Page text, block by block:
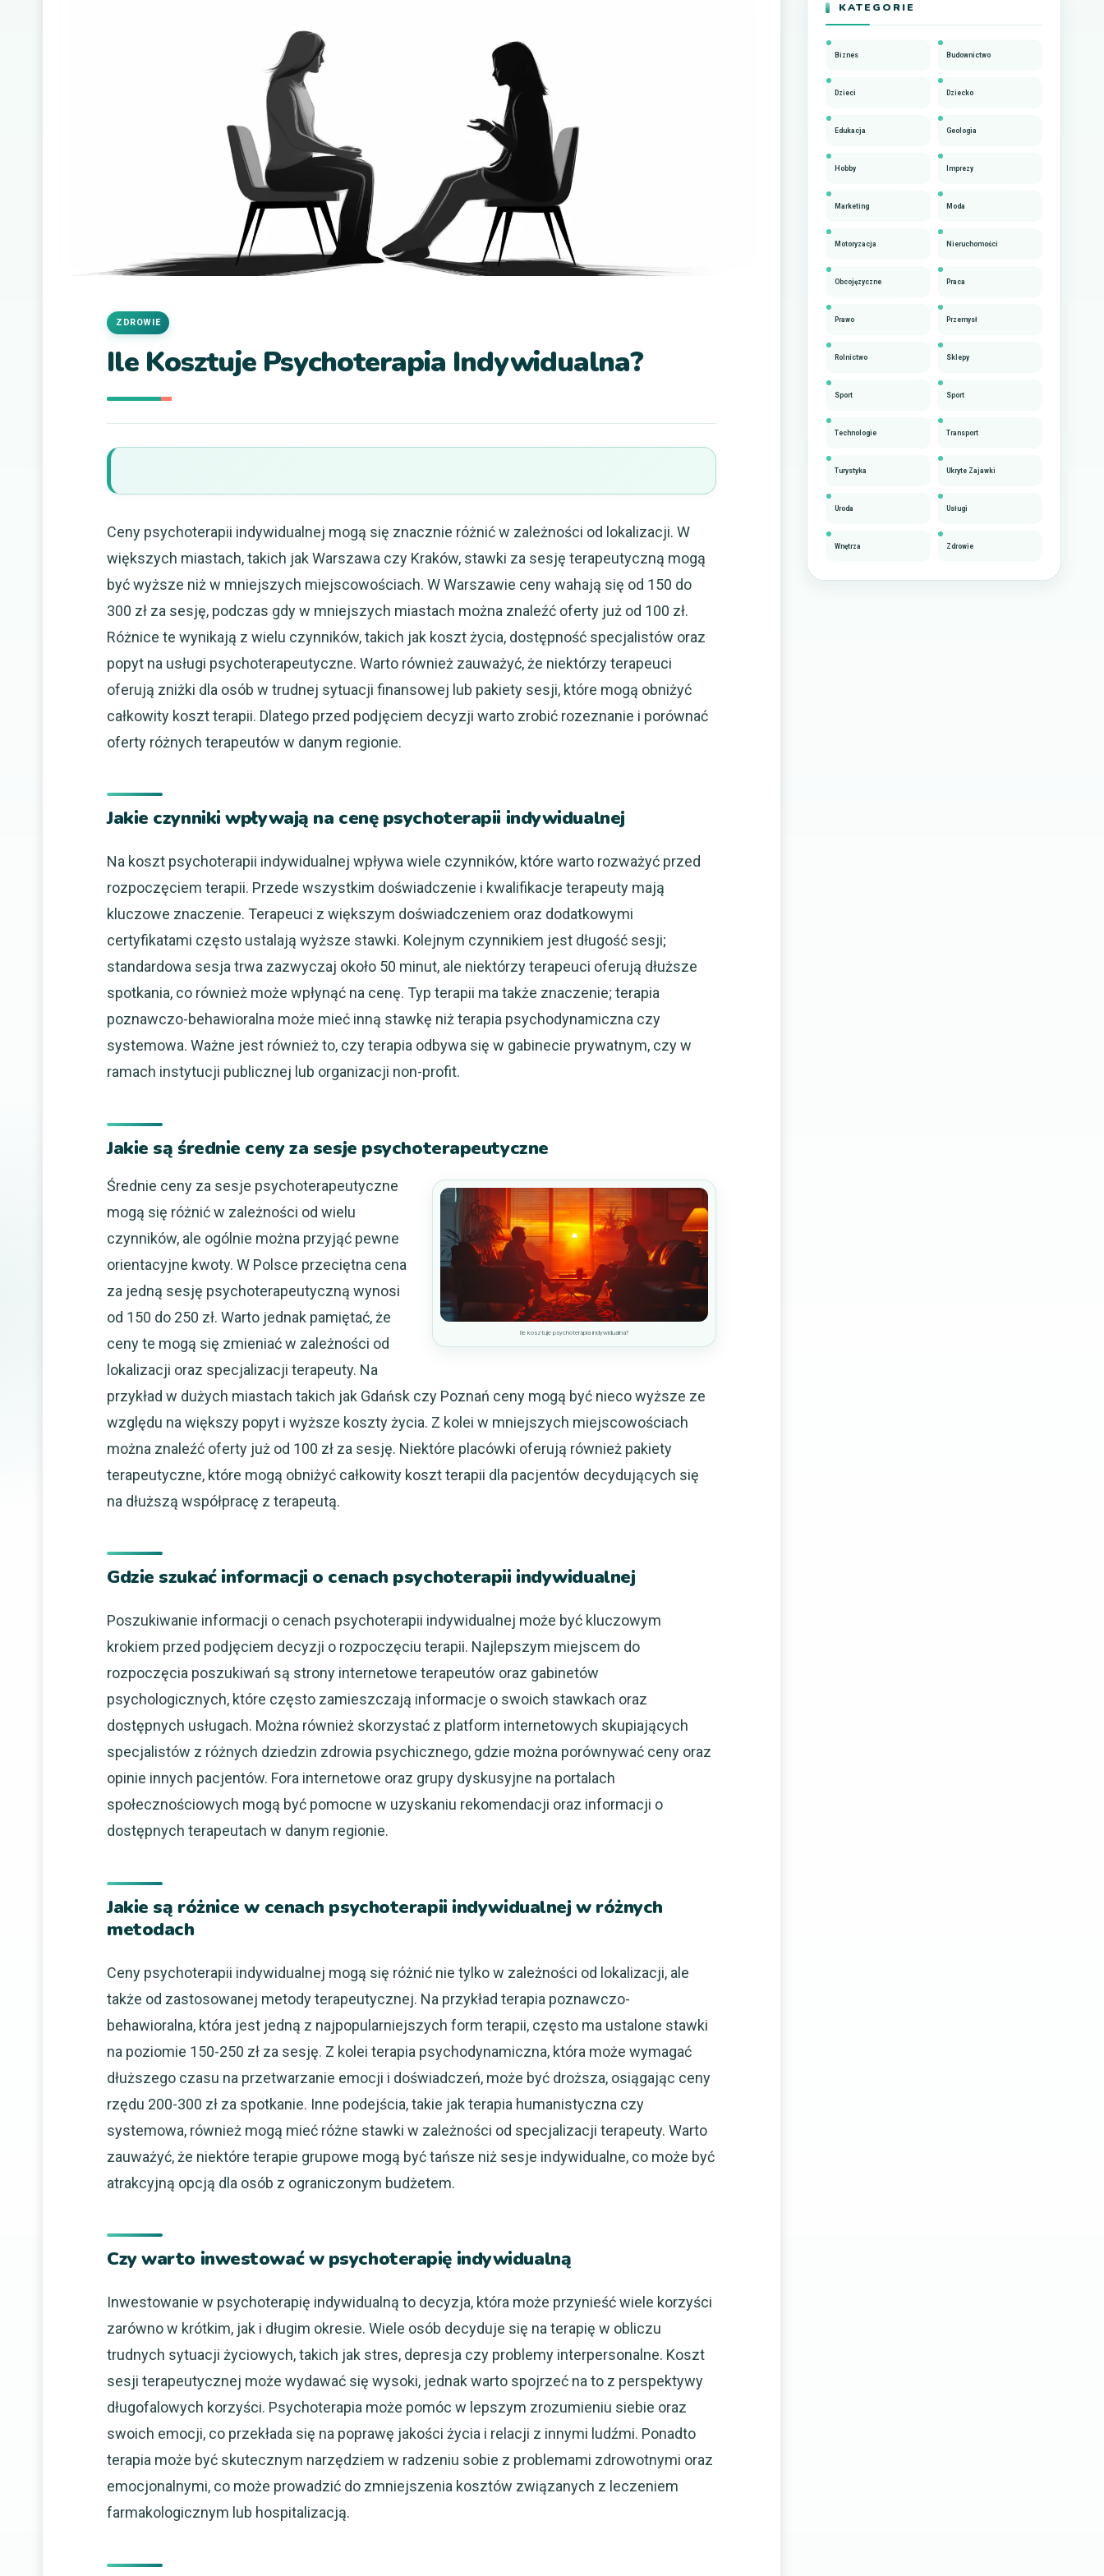
Ile Kosztuje Psychoterapia Indywidualna?
ZDROWIE
Ceny psychoterapii indywidualnej mogą się znacznie różnić w zależności od lokalizacji. W
większych miastach, takich jak Warszawa czy Kraków, stawki za sesję terapeutyczną mogą
być wyższe niż w mniejszych miejscowościach. W Warszawie ceny wahają się od 150 do
300 zł za sesję, podczas gdy w mniejszych miastach można znaleźć oferty już od 100 zł.
Różnice te wynikają z wielu czynników, takich jak koszt życia, dostępność specjalistów oraz
popyt na usługi psychoterapeutyczne. Warto również zauważyć, że niektórzy terapeuci
oferują zniżki dla osób w trudnej sytuacji finansowej lub pakiety sesji, które mogą obniżyć
całkowity koszt terapii. Dlatego przed podjęciem decyzji warto zrobić rozeznanie i porównać
oferty różnych terapeutów w danym regionie.
Jakie czynniki wpływają na cenę psychoterapii indywidualnej
Na koszt psychoterapii indywidualnej wpływa wiele czynników, które warto rozważyć przed
rozpoczęciem terapii. Przede wszystkim doświadczenie i kwalifikacje terapeuty mają
kluczowe znaczenie. Terapeuci z większym doświadczeniem oraz dodatkowymi
certyfikatami często ustalają wyższe stawki. Kolejnym czynnikiem jest długość sesji;
standardowa sesja trwa zazwyczaj około 50 minut, ale niektórzy terapeuci oferują dłuższe
spotkania, co również może wpłynąć na cenę. Typ terapii ma także znaczenie; terapia
poznawczo-behawioralna może mieć inną stawkę niż terapia psychodynamiczna czy
systemowa. Ważne jest również to, czy terapia odbywa się w gabinecie prywatnym, czy w
ramach instytucji publicznej lub organizacji non-profit.
Jakie są średnie ceny za sesje psychoterapeutyczne
Ile kosztuje psychoterapia indywidualna?
Średnie ceny za sesje psychoterapeutyczne
mogą się różnić w zależności od wielu
czynników, ale ogólnie można przyjąć pewne
orientacyjne kwoty. W Polsce przeciętna cena
za jedną sesję psychoterapeutyczną wynosi
od 150 do 250 zł. Warto jednak pamiętać, że
ceny te mogą się zmieniać w zależności od
lokalizacji oraz specjalizacji terapeuty. Na
przykład w dużych miastach takich jak Gdańsk czy Poznań ceny mogą być nieco wyższe ze
względu na większy popyt i wyższe koszty życia. Z kolei w mniejszych miejscowościach
można znaleźć oferty już od 100 zł za sesję. Niektóre placówki oferują również pakiety
terapeutyczne, które mogą obniżyć całkowity koszt terapii dla pacjentów decydujących się
na dłuższą współpracę z terapeutą.
Gdzie szukać informacji o cenach psychoterapii indywidualnej
Poszukiwanie informacji o cenach psychoterapii indywidualnej może być kluczowym
krokiem przed podjęciem decyzji o rozpoczęciu terapii. Najlepszym miejscem do
rozpoczęcia poszukiwań są strony internetowe terapeutów oraz gabinetów
psychologicznych, które często zamieszczają informacje o swoich stawkach oraz
dostępnych usługach. Można również skorzystać z platform internetowych skupiających
specjalistów z różnych dziedzin zdrowia psychicznego, gdzie można porównywać ceny oraz
opinie innych pacjentów. Fora internetowe oraz grupy dyskusyjne na portalach
społecznościowych mogą być pomocne w uzyskaniu rekomendacji oraz informacji o
dostępnych terapeutach w danym regionie.
Jakie są różnice w cenach psychoterapii indywidualnej w różnych
metodach
Ceny psychoterapii indywidualnej mogą się różnić nie tylko w zależności od lokalizacji, ale
także od zastosowanej metody terapeutycznej. Na przykład terapia poznawczo-
behawioralna, która jest jedną z najpopularniejszych form terapii, często ma ustalone stawki
na poziomie 150-250 zł za sesję. Z kolei terapia psychodynamiczna, która może wymagać
dłuższego czasu na przetwarzanie emocji i doświadczeń, może być droższa, osiągając ceny
rzędu 200-300 zł za spotkanie. Inne podejścia, takie jak terapia humanistyczna czy
systemowa, również mogą mieć różne stawki w zależności od specjalizacji terapeuty. Warto
zauważyć, że niektóre terapie grupowe mogą być tańsze niż sesje indywidualne, co może być
atrakcyjną opcją dla osób z ograniczonym budżetem.
Czy warto inwestować w psychoterapię indywidualną
Inwestowanie w psychoterapię indywidualną to decyzja, która może przynieść wiele korzyści
zarówno w krótkim, jak i długim okresie. Wiele osób decyduje się na terapię w obliczu
trudnych sytuacji życiowych, takich jak stres, depresja czy problemy interpersonalne. Koszt
sesji terapeutycznej może wydawać się wysoki, jednak warto spojrzeć na to z perspektywy
długofalowych korzyści. Psychoterapia może pomóc w lepszym zrozumieniu siebie oraz
swoich emocji, co przekłada się na poprawę jakości życia i relacji z innymi ludźmi. Ponadto
terapia może być skutecznym narzędziem w radzeniu sobie z problemami zdrowotnymi oraz
emocjonalnymi, co może prowadzić do zmniejszenia kosztów związanych z leczeniem
farmakologicznym lub hospitalizacją.
KATEGORIE
Biznes Budownictwo
Dzieci Dziecko
Edukacja Geologia
Hobby Imprezy
Marketing Moda
Motoryzacja Nieruchomości
Obcojęzyczne Praca
Prawo Przemysł
Rolnictwo Sklepy
Sport Sport
Technologie Transport
Turystyka Ukryte Zajawki
Uroda Usługi
Wnętrza Zdrowie